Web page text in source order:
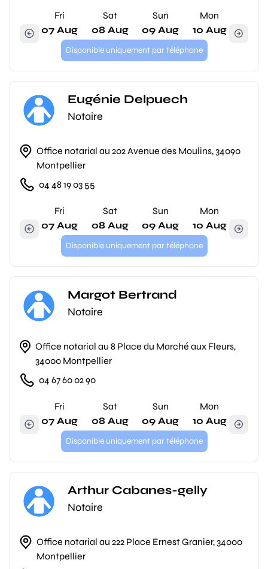
Fri
07 Aug
Sat
08 Aug
Sun
09 Aug
Mon
10 Aug
Disponible uniquement par téléphone
Eugénie Delpuech
Notaire
Office notarial au 202 Avenue des Moulins, 34090
Montpellier
04 48 19 03 55
Fri
07 Aug
Sat
08 Aug
Sun
09 Aug
Mon
10 Aug
Disponible uniquement par téléphone
Margot Bertrand
Notaire
Office notarial au 8 Place du Marché aux Fleurs,
34000 Montpellier
04 67 60 02 90
Fri
07 Aug
Sat
08 Aug
Sun
09 Aug
Mon
10 Aug
Disponible uniquement par téléphone
Arthur Cabanes-gelly
Notaire
Office notarial au 222 Place Ernest Granier, 34000
Montpellier